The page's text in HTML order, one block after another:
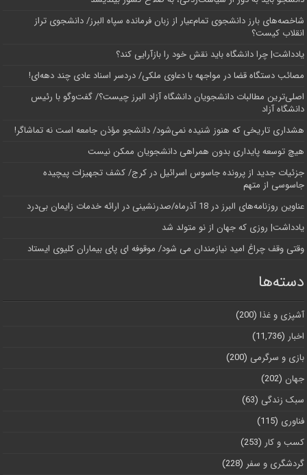
شاخصه‌های بارز دانشجوی تمام‌عیار از زبان فرمانده سپاه البرز/ دانشجوی تراز
انقلاب کیست؟
یادداشت| چرا دانشگاه باید نقش خود را بازآرایی کند؟
مصائب دستگاه قضا در مواجهه با دعاوی ملکی/ دردسر اسناد عادی چند‌ دهه‌ای!
اصلی‌ترین مطالبات دانشجویان دانشگاه آزاد البرز چیست؟/ گفت‌وگو با رئیس
دانشگاه آز‌اد
هشداری تاریخی که هنوز شنیده نمی‌شود/ دانشجو مؤذن جامعه است نه تماشاگر!
هیچ توسعه پایداری بدون همراهی دانشجویان ممکن نیست
جزئیات جدید از پرونده جاسوس اسرائیل در کرج/‌ کشف تجهیزات پیچیده
جاسوسی از متهم
عناوین روزنامه‌های البرز در ‌18 آذرماه/صدرنشینی در ارائه خدمات زایمان بی‌درد
یادداشت| روزی که جهان از نو متولد شد
وقتی وقف چراغ امید نیازمندان می شود/ موقوفه ای پای بیماران کلیوی ایستاد
دسته‌ها
آشپزی و غذا (200)
اخبار (11,736)
بازی و سرگرمی (200)
جهان (202)
سبک زندگی (63)
فناوری (115)
کسب و کار (253)
گردشگری و سفر (228)